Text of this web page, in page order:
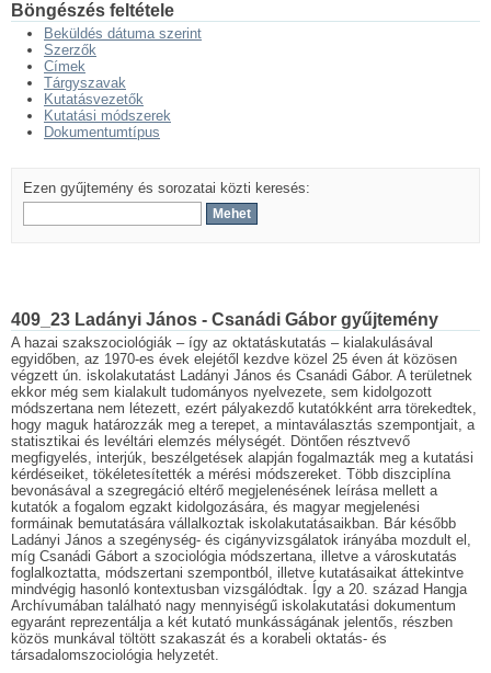
Böngészés feltétele
Beküldés dátuma szerint
Szerzők
Címek
Tárgyszavak
Kutatásvezetők
Kutatási módszerek
Dokumentumtípus
Ezen gyűjtemény és sorozatai közti keresés:
409_23 Ladányi János - Csanádi Gábor gyűjtemény
A hazai szakszociológiák – így az oktatáskutatás – kialakulásával
egyidőben, az 1970-es évek elejétől kezdve közel 25 éven át közösen
végzett ún. iskolakutatást Ladányi János és Csanádi Gábor. A területnek
ekkor még sem kialakult tudományos nyelvezete, sem kidolgozott
módszertana nem létezett, ezért pályakezdő kutatókként arra törekedtek,
hogy maguk határozzák meg a terepet, a mintaválasztás szempontjait, a
statisztikai és levéltári elemzés mélységét. Döntően résztvevő
megfigyelés, interjúk, beszélgetések alapján fogalmazták meg a kutatási
kérdéseiket, tökéletesítették a mérési módszereket. Több diszciplína
bevonásával a szegregáció eltérő megjelenésének leírása mellett a
kutatók a fogalom egzakt kidolgozására, és magyar megjelenési
formáinak bemutatására vállalkoztak iskolakutatásaikban. Bár később
Ladányi János a szegénység- és cigányvizsgálatok irányába mozdult el,
míg Csanádi Gábort a szociológia módszertana, illetve a városkutatás
foglalkoztatta, módszertani szempontból, illetve kutatásaikat áttekintve
mindvégig hasonló kontextusban vizsgálódtak. Így a 20. század Hangja
Archívumában található nagy mennyiségű iskolakutatási dokumentum
egyaránt reprezentálja a két kutató munkásságának jelentős, részben
közös munkával töltött szakaszát és a korabeli oktatás- és
társadalomszociológia helyzetét.